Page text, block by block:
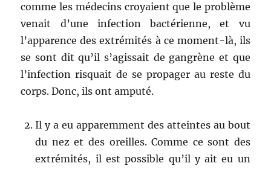
comme les médecins croyaient que le problème
venait d’une infection bactérienne, et vu
l’apparence des extrémités à ce moment-là, ils
se sont dit qu’il s’agissait de gangrène et que
l’infection risquait de se propager au reste du
corps. Donc, ils ont amputé.
Il y a eu apparemment des atteintes au bout
du nez et des oreilles. Comme ce sont des
extrémités, il est possible qu’il y ait eu un